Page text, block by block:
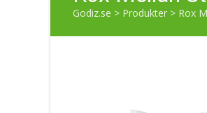
Godiz.se > Produkter > Rox